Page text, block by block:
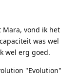
vond ik het
was wel
wel erg goed.
"Evolution"